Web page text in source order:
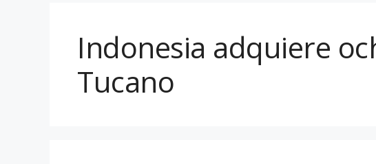
Indonesia adquiere
Tucano